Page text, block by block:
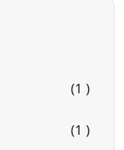
(1 )
(1 )